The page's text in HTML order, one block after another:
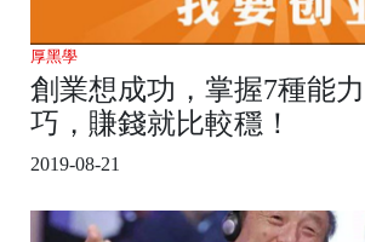
厚黑學
創業想成功，掌握7種能
巧，賺錢就比較穩！
2019-08-21